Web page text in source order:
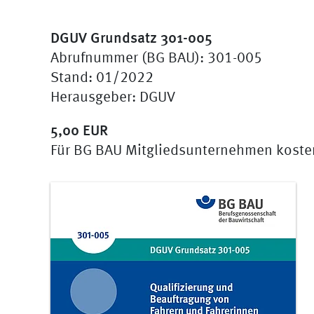
DGUV Grundsatz 301-005
Abrufnummer (BG BAU): 301-005
Stand: 01/2022
Herausgeber: DGUV
5,00 EUR
Für BG BAU Mitgliedsunternehmen